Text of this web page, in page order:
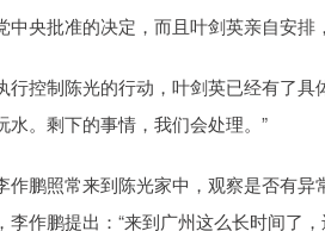
中央批准的决定，而且叶剑英亲自安排
行控制陈光的行动，叶剑英已经有了
水。剩下的事情，我们会处理。”
作鹏照常来到陈光家中，观察是否有
李作鹏提出：“来到广州这么长时间了